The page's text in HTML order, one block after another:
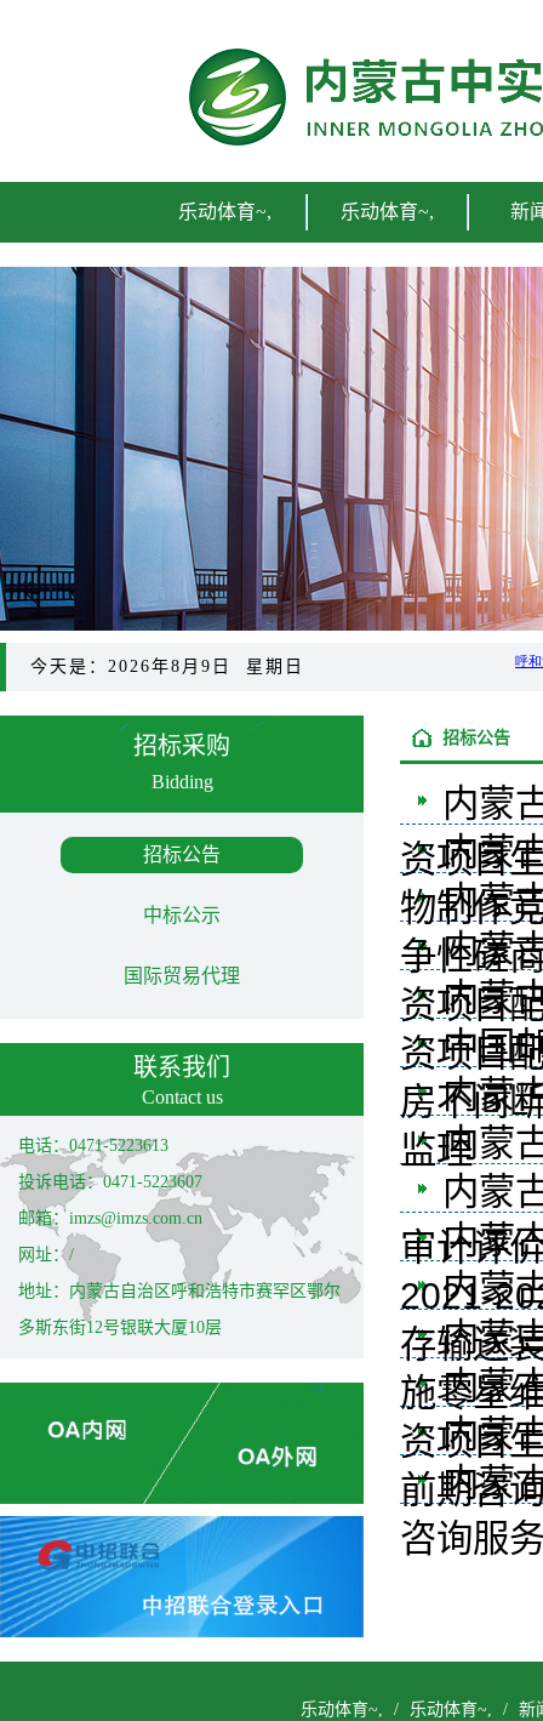
乐动体育~, 乐动体育~, 新
今天是：2026年8月9日 星期日
招标采购
Bidding
招标公告
中标公示
国际贸易代理
联系我们
Contact us
电话：0471-5223613
投诉电话：0471-5223607
邮箱：imzs@imzs.com.cn
网址：/
地址：内蒙古自治区呼和浩特市赛罕区鄂尔
多斯东街12号银联大厦10层
招标公告
内蒙
资项目
内蒙
物制作
内蒙
争性磋
内蒙
资项目
内蒙
资项目
中国
房不间
内蒙
监理内蒙
内蒙
审计评
内蒙
2021-
内蒙
存输送
内蒙
施零星
内蒙
资项目
内蒙
前期咨
内蒙
咨询服
乐动体育~, / 乐动体育~, / 新